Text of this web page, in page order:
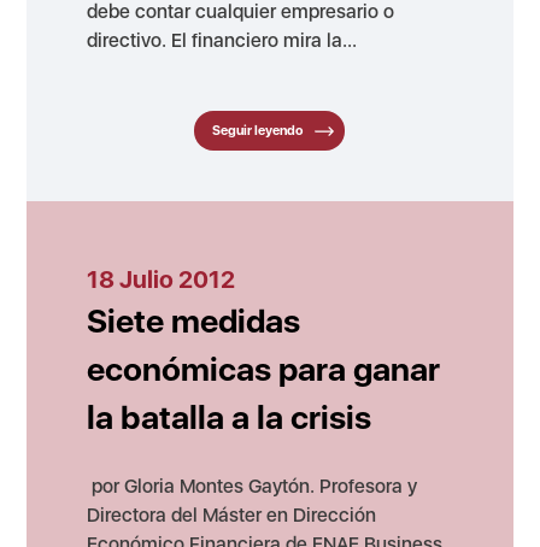
debe contar cualquier empresario o
directivo. El financiero mira la...
Seguir leyendo
18 Julio 2012
Siete medidas
económicas para ganar
la batalla a la crisis
por Gloria Montes Gaytón. Profesora y
Directora del Máster en Dirección